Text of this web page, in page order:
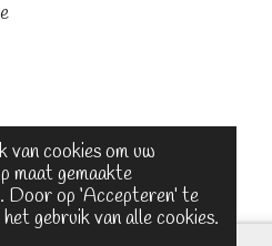
van cookies om uw
maat gemaakte
op ‘Accepteren’ te
gebruik van alle cookies.